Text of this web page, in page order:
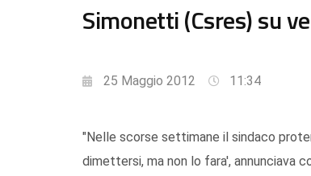
Simonetti (Csres) su
25 Maggio 2012 11:34
"Nelle scorse settimane il sindaco
dimettersi, ma non lo fara', annunciava